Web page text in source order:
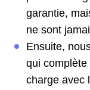
garantie,
ne sont
Ensuite,
qui
charge avec